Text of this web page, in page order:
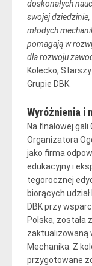
doskonałych
swojej dziedzinie,
młodych
pomagają w
dla rozwoju
Kolecko,
Grupie DBK.
Wyróżnienia i
Na finałowej
Organizatora
jako firma
edukacyjny i
tegorocznej
biorących
DBK przy
Polska, została
zaktualizowaną
Mechanika. Z
przygotowane